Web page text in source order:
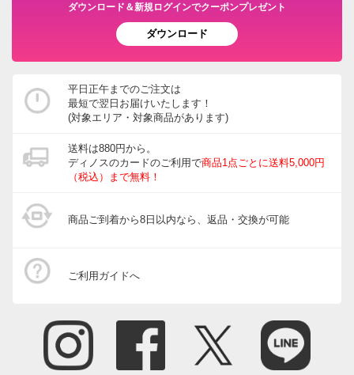
ダウンロード＆新規ログインでクーポンプレゼント
ダウンロード
平日正午までのご注文は
最短で翌日お届けいたします！
(対象エリア・対象商品があります)
送料は880円から。
ディノスのカードのご利用で商品1点ごとに送料5,000円
（税込）まで無料！
商品ご到着から8日以内なら、返品・交換が可能
ご利用ガイドへ